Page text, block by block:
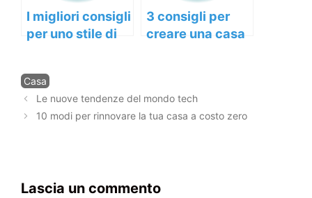
I migliori consigli
per uno stile di
3 consigli per
creare una casa
Categorie
Casa
Navigazione
articolo
Le nuove tendenze del mondo tech
10 modi per rinnovare la tua casa a costo zero
Lascia un commento